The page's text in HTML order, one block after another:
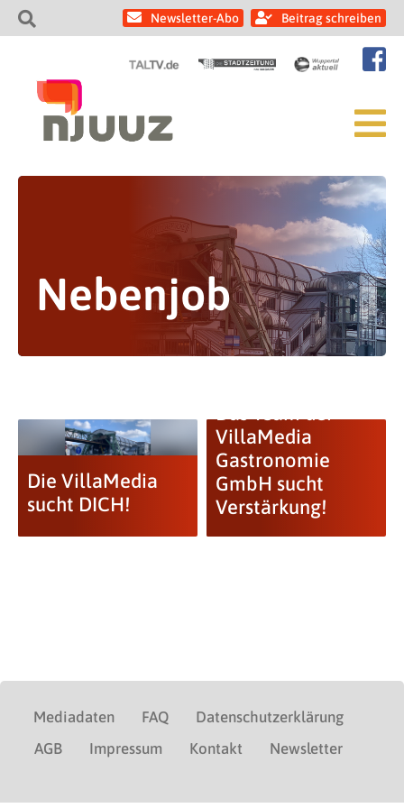
Newsletter-Abo Beitrag schreiben
Nebenjob
Die VillaMedia
sucht DICH!
VillaMedia
Gastronomie
GmbH sucht
Verstärkung!
Mediadaten FAQ
Datenschutzerklärung
AGB
Impressum Kontakt Newsletter